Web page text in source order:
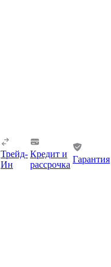
Трейд-
Ин
Кредит и
рассрочка
Гарантия